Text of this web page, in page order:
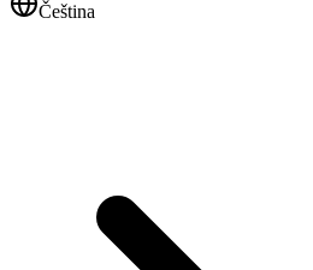
Čeština